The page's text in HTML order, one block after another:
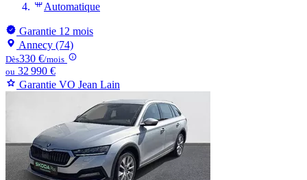
Automatique
Garantie 12 mois
Annecy (74)
Dès330 €/mois
ou 32 990 €
Garantie VO Jean Lain